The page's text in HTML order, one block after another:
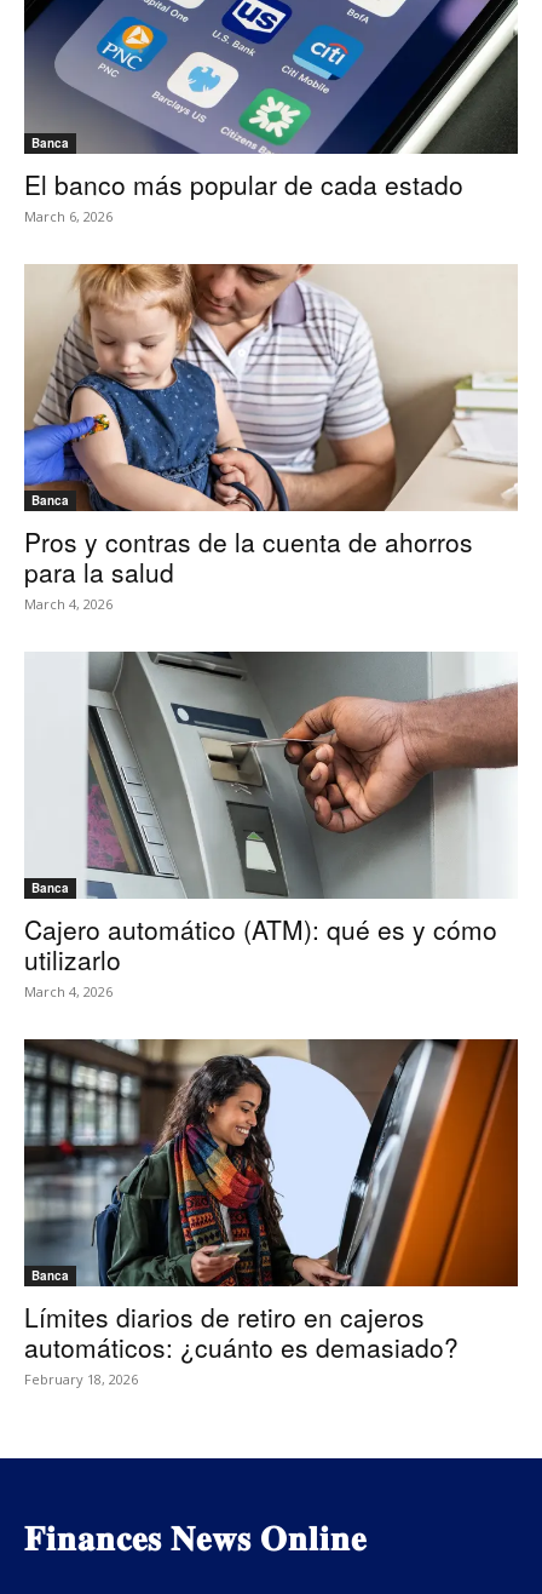
Banca
El banco más popular de cada estado
March 6, 2026
Banca
Pros y contras de la cuenta de ahorros
para la salud
March 4, 2026
Banca
Cajero automático (ATM): qué es y cómo
utilizarlo
March 4, 2026
Banca
Límites diarios de retiro en cajeros
automáticos: ¿cuánto es demasiado?
February 18, 2026
𝐅𝐢𝐧𝐚𝐧𝐜𝐞𝐬 𝐍𝐞𝐰𝐬 𝐎𝐧𝐥𝐢𝐧𝐞